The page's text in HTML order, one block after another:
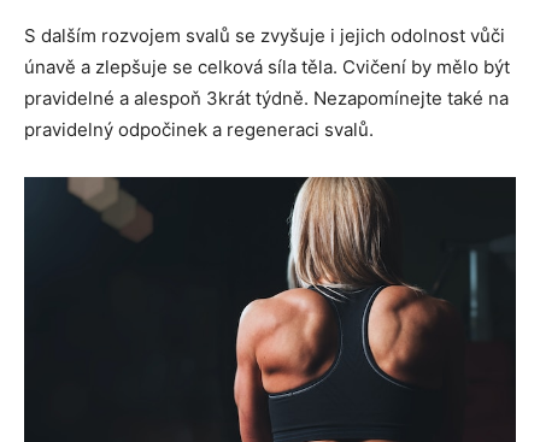
S dalším rozvojem svalů se zvyšuje i jejich odolnost vůči
únavě a zlepšuje se celková síla těla. Cvičení by mělo být
pravidelné a alespoň 3krát týdně. Nezapomínejte také na
pravidelný odpočinek a regeneraci svalů.